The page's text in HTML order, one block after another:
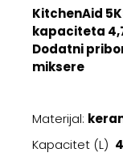
KitchenAid
kapaciteta
Dodatni
miksere
Materijal:
Kapacitet (L)